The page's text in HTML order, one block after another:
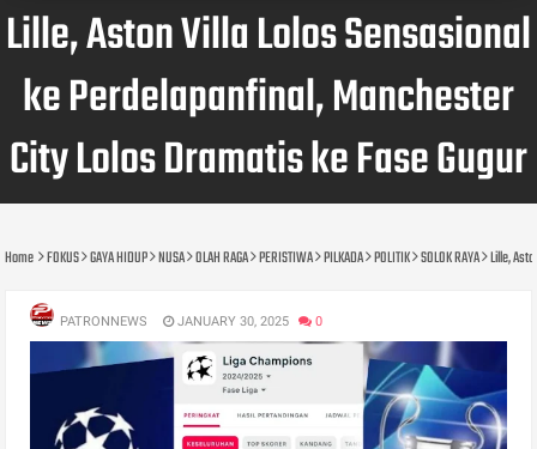
Lille, Aston Villa Lolos Sensasional
ke Perdelapanfinal, Manchester
City Lolos Dramatis ke Fase Gugur
Home FOKUS GAYA HIDUP NUSA OLAH RAGA PERISTIWA PILKADA POLITIK SOLOK RAYA Lille,
PATRONNEWS JANUARY 30, 2025 0